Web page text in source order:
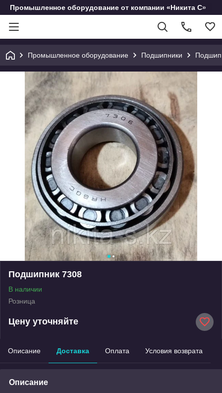
Промышленное оборудование от компании «Никита С»
Промышленное оборудование Подшипники
Подшипник 7308
В наличии
Розница
Цену уточняйте
Описание Доставка Оплата Условия возврата
Описание